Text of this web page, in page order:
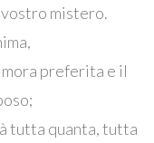
mistero.
preferita e il
tutta quanta, tutta